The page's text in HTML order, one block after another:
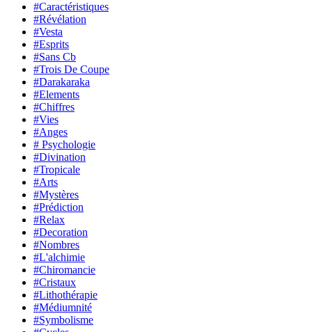
#Caractéristiques
#Révélation
#Vesta
#Esprits
#Sans Cb
#Trois De Coupe
#Darakaraka
#Elements
#Chiffres
#Vies
#Anges
# Psychologie
#Divination
#Tropicale
#Arts
#Mystères
#Prédiction
#Relax
#Decoration
#Nombres
#L'alchimie
#Chiromancie
#Cristaux
#Lithothérapie
#Médiumnité
#Symbolisme